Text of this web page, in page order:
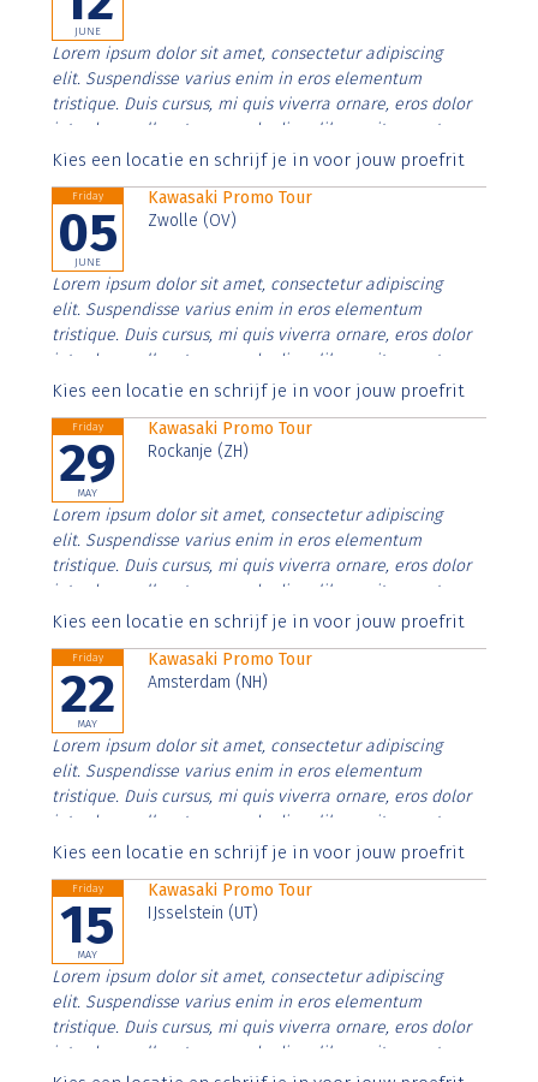
JUNE
Lorem ipsum dolor sit amet, consectetur adipiscing
elit. Suspendisse varius enim in eros elementum
tristique. Duis cursus, mi quis viverra ornare, eros dolor
interdum nulla, ut commodo diam libero vitae erat.
Aenean faucibus nibh et justo cursus id rutrum lorem
Kies een locatie en schrijf je in voor jouw proefrit
Friday
05
JUNE
Kawasaki Promo Tour
Zwolle (OV)
Lorem ipsum dolor sit amet, consectetur adipiscing
elit. Suspendisse varius enim in eros elementum
tristique. Duis cursus, mi quis viverra ornare, eros dolor
interdum nulla, ut commodo diam libero vitae erat.
Aenean faucibus nibh et justo cursus id rutrum lorem
Kies een locatie en schrijf je in voor jouw proefrit
Friday
29
MAY
Kawasaki Promo Tour
Rockanje (ZH)
Lorem ipsum dolor sit amet, consectetur adipiscing
elit. Suspendisse varius enim in eros elementum
tristique. Duis cursus, mi quis viverra ornare, eros dolor
interdum nulla, ut commodo diam libero vitae erat.
Aenean faucibus nibh et justo cursus id rutrum lorem
Kies een locatie en schrijf je in voor jouw proefrit
Friday
22
MAY
Kawasaki Promo Tour
Amsterdam (NH)
Lorem ipsum dolor sit amet, consectetur adipiscing
elit. Suspendisse varius enim in eros elementum
tristique. Duis cursus, mi quis viverra ornare, eros dolor
interdum nulla, ut commodo diam libero vitae erat.
Aenean faucibus nibh et justo cursus id rutrum lorem
Kies een locatie en schrijf je in voor jouw proefrit
Friday
15
MAY
Kawasaki Promo Tour
IJsselstein (UT)
Lorem ipsum dolor sit amet, consectetur adipiscing
elit. Suspendisse varius enim in eros elementum
tristique. Duis cursus, mi quis viverra ornare, eros dolor
interdum nulla, ut commodo diam libero vitae erat.
Aenean faucibus nibh et justo cursus id rutrum lorem